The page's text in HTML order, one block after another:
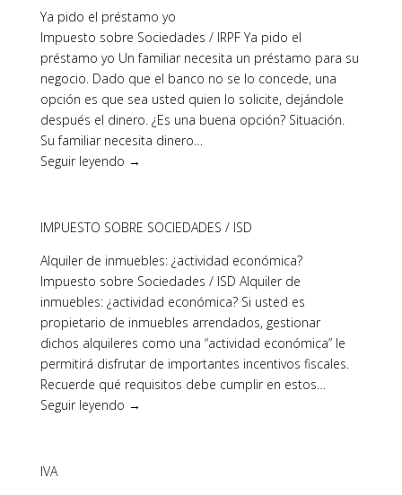
Ya pido el préstamo yo
Impuesto sobre Sociedades / IRPF Ya pido el
préstamo yo Un familiar necesita un préstamo para su
negocio. Dado que el banco no se lo concede, una
opción es que sea usted quien lo solicite, dejándole
después el dinero. ¿Es una buena opción? Situación.
Su familiar necesita dinero…
Seguir leyendo →
IMPUESTO SOBRE SOCIEDADES / ISD
Alquiler de inmuebles: ¿actividad económica?
Impuesto sobre Sociedades / ISD Alquiler de
inmuebles: ¿actividad económica? Si usted es
propietario de inmuebles arrendados, gestionar
dichos alquileres como una “actividad económica” le
permitirá disfrutar de importantes incentivos fiscales.
Recuerde qué requisitos debe cumplir en estos…
Seguir leyendo →
IVA